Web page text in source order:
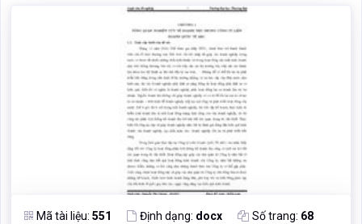
Mã tài liệu: 551 Định dạng: docx Số trang: 68